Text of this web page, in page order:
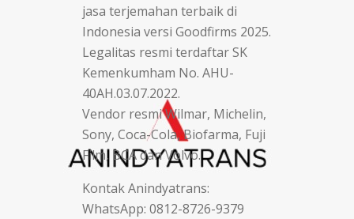
jasa terjemahan terbaik di
Indonesia versi Goodfirms 2025.
Legalitas resmi terdaftar SK
Kemenkumham No. AHU-
40AH.03.07.2022.
Vendor resmi Wilmar, Michelin,
Sony, Coca-Cola, Biofarma, Fuji
Film, BCA dan Volvo.
Kontak Anindyatrans:
WhatsApp: 0812-8726-9379